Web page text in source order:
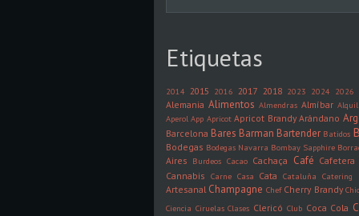
Etiquetas
2014 2015 2016 2017 2018 2023 2024 2026
Alemania Alimentos Almendras Almíbar
Aperol App Apricot Apricot Brandy Arándano
Barcelona Bares Barman Bartender Batidos
Bodegas Bodegas Navarra Bombay Sapphire
Aires Burdeos Cacao Cachaça Café Cafetera
Cannabis Carne Casa Cata Cataluña Catering
Artesanal Champagne Chef Cherry Brandy
Ciencia Ciruelas Clases Clericó Club Coca Cola